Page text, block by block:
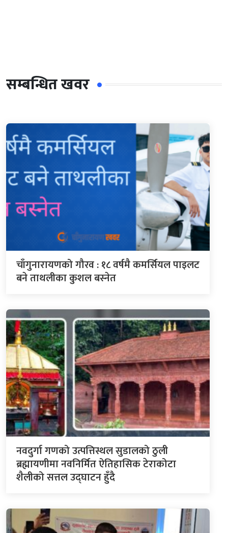
सम्बन्धित खवर
चाँगुनारायणको गौरव : १८ वर्षमै कमर्सियल पाइलट
बने ताथलीका कुशल बस्नेत
नवदुर्गा गणको उत्पत्तिस्थल सुडालको ठुली
ब्रह्मायणीमा नवनिर्मित ऐतिहासिक टेराकोटा
शैलीको सत्तल उद्घाटन हुँदै